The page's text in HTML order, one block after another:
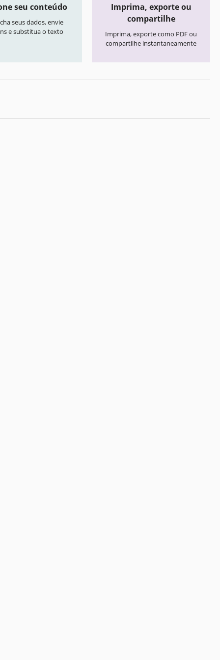
seu conteúdo
seus dados, envie
e substitua o texto
Imprima, exporte ou
compartilhe
Imprima, exporte como PDF ou
compartilhe instantaneamente